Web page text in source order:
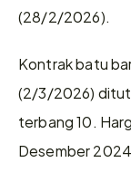
(28/2/2026).
Kontrak batu
(2/3/2026)
terbang 10.
Desember